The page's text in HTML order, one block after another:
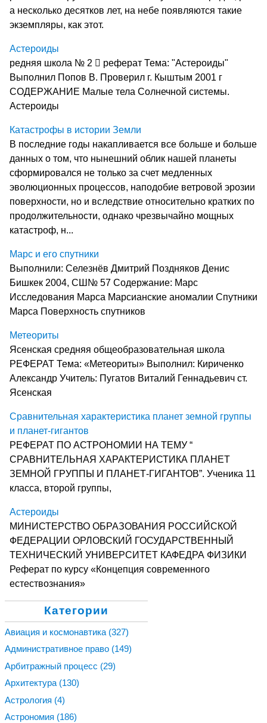
а несколько десятков лет, на небе появляются такие
экземпляры, как этот.
Астероиды
редняя школа № 2  реферат Тема: "Астероиды"
Выполнил Попов В. Проверил г. Кыштым 2001 г
СОДЕРЖАНИЕ Малые тела Солнечной системы.
Астероиды
Катастрофы в истории Земли
В последние годы накапливается все больше и больше
данных о том, что нынешний облик нашей планеты
сформировался не только за счет медленных
эволюционных процессов, наподобие ветровой эрозии
поверхности, но и вследствие относительно кратких по
продолжительности, однако чрезвычайно мощных
катастроф, н...
Марс и его спутники
Выполнили: Селезнёв Дмитрий Поздняков Денис
Бишкек 2004, СШ№ 57 Содержание: Марс
Исследования Марса Марсианские аномалии Спутники
Марса Поверхность спутников
Метеориты
Ясенская средняя общеобразовательная школа
РЕФЕРАТ Тема: «Метеориты» Выполнил: Кириченко
Александр Учитель: Пугатов Виталий Геннадьевич ст.
Ясенская
Сравнительная характеристика планет земной группы
и планет-гигантов
РЕФЕРАТ ПО АСТРОНОМИИ НА ТЕМУ “
СРАВНИТЕЛЬНАЯ ХАРАКТЕРИСТИКА ПЛАНЕТ
ЗЕМНОЙ ГРУППЫ И ПЛАНЕТ-ГИГАНТОВ”. Ученика 11
класса, второй группы,
Астероиды
МИНИСТЕРСТВО ОБРАЗОВАНИЯ РОССИЙСКОЙ
ФЕДЕРАЦИИ ОРЛОВСКИЙ ГОСУДАРСТВЕННЫЙ
ТЕХНИЧЕСКИЙ УНИВЕРСИТЕТ КАФЕДРА ФИЗИКИ
Реферат по курсу «Концепция современного
естествознания»
Категории
Авиация и космонавтика (327)
Административное право (149)
Арбитражный процесс (29)
Архитектура (130)
Астрология (4)
Астрономия (186)